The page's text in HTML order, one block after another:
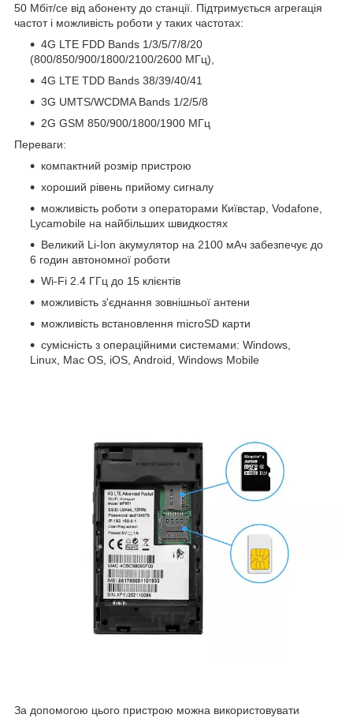
50 Мбіт/се від абоненту до станції. Підтримується агрегація
частот і можливість роботи у таких частотах:
4G LTE FDD Bands 1/3/5/7/8/20
(800/850/900/1800/2100/2600 МГц),
4G LTE TDD Bands 38/39/40/41
3G UMTS/WCDMA Bands 1/2/5/8
2G GSM 850/900/1800/1900 МГц
Переваги:
компактний розмір пристрою
хороший рівень прийому сигналу
можливість роботи з операторами Київстар, Vodafone,
Lycamobile на найбільших швидкостях
Великий Li-Ion акумулятор на 2100 мАч забезпечує до
6 годин автономної роботи
Wi-Fi 2.4 ГГц до 15 клієнтів
можливість з'єднання зовнішньої антени
можливість встановлення microSD карти
сумісність з операційними системами: Windows,
Linux, Mac OS, iOS, Android, Windows Mobile
За допомогою цього пристрою можна використовувати